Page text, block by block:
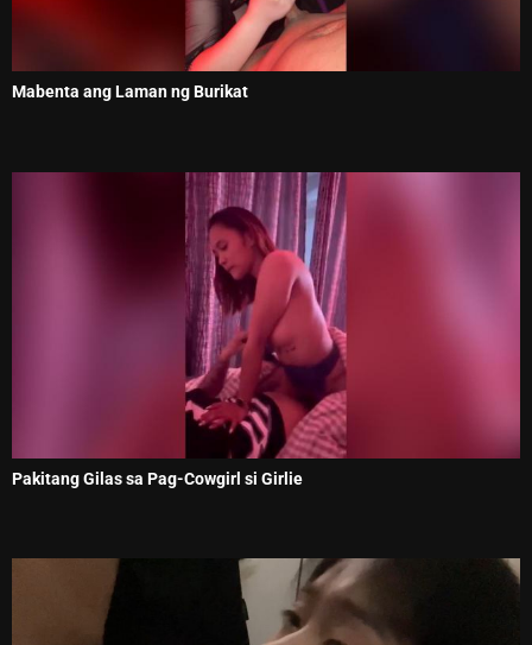
Mabenta ang Laman ng Burikat
Pakitang Gilas sa Pag-Cowgirl si Girlie